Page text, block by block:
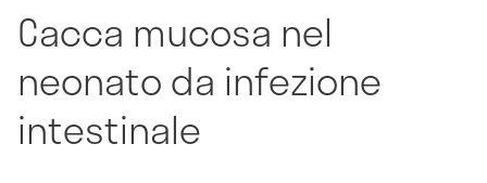
Cacca mucosa nel
neonato da infezione
intestinale